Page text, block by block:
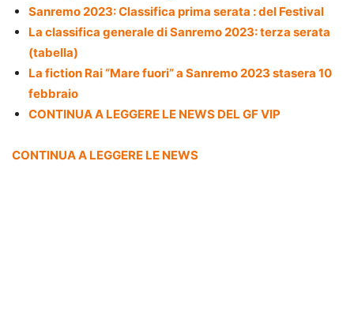
Sanremo 2023: Classifica prima serata : del Festival
La classifica generale di Sanremo 2023: terza serata
(tabella)
La fiction Rai “Mare fuori” a Sanremo 2023 stasera 10
febbraio
CONTINUA A LEGGERE LE NEWS DEL GF VIP
CONTINUA A LEGGERE LE NEWS